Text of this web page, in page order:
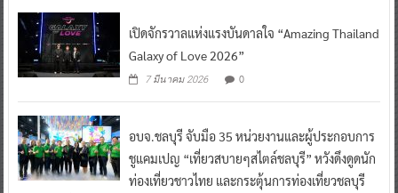
เปิดจักรวาลแห่งแรงบันดาลใจ “Amazing Thailand
Galaxy of Love 2026”
7 มีนาคม 2026 0
อบจ.ชลบุรี จับมือ 35 หน่วยงานและผู้ประกอบการ
ชูแคมเปญ “เที่ยวสบายๆสไตล์ชลบุรี” หวังดึงดูดนัก
ท่องเที่ยวชาวไทย และกระตุ้นการท่องเที่ยวชลบุรี